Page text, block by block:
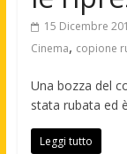
15 Dicembre
Cinema, copione
Una bozza del
stata rubata ed
Leggi tutto